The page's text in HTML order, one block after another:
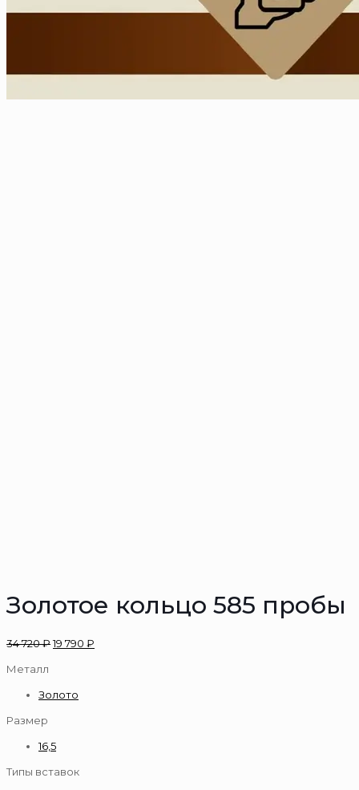
Золотое кольцо 585 пробы
34 720₽19 790 ₽
Металл
Золото
Размер
16,5
Типы вставок